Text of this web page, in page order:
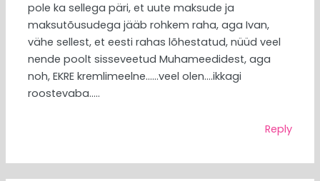
pole ka sellega päri, et uute maksude ja
maksutõusudega jääb rohkem raha, aga Ivan,
vähe sellest, et eesti rahas lõhestatud, nüüd veel
nende poolt sisseveetud Muhameedidest, aga
noh, EKRE kremlimeelne……veel olen….ikkagi
roostevaba…..
Reply